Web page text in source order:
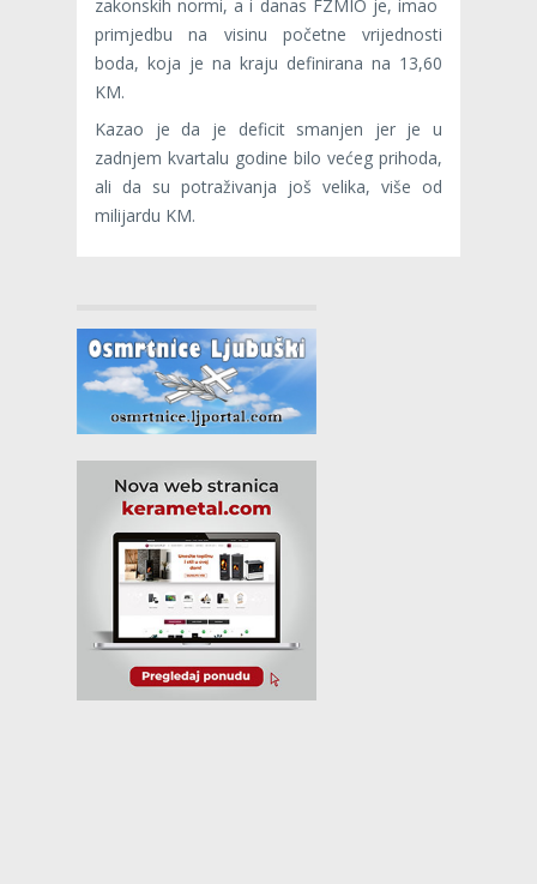
zakonskih normi, a i danas FZMIO je, imao
primjedbu na visinu početne vrijednosti
boda, koja je na kraju definirana na 13,60
KM.
Kazao je da je deficit smanjen jer je u
zadnjem kvartalu godine bilo većeg prihoda,
ali da su potraživanja još velika, više od
milijardu KM.